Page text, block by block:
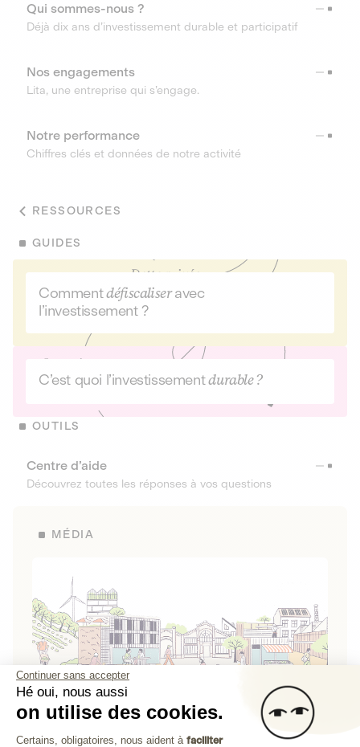
Qui sommes-nous ?
Déjà dix ans d’investissement durable et participatif
Nos engagements
Lita, une entreprise qui s’engage.
Notre performance
Chiffres clés et données de notre activité
RESSOURCES
GUIDES
Commentdéfiscaliser avec
l’investissement ?
C’est quoi l’investissementdurable ?
OUTILS
Centre d’aide
Découvrez toutes les réponses à vos questions
MÉDIA
Continuer sans accepter
Hé oui, nous aussi
on utilise des cookies.
Plateforme de Gestion du
Certains, obligatoires, nous aident à faciliter